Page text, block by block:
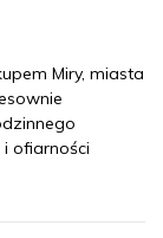
Miry, miasta
ofiarności